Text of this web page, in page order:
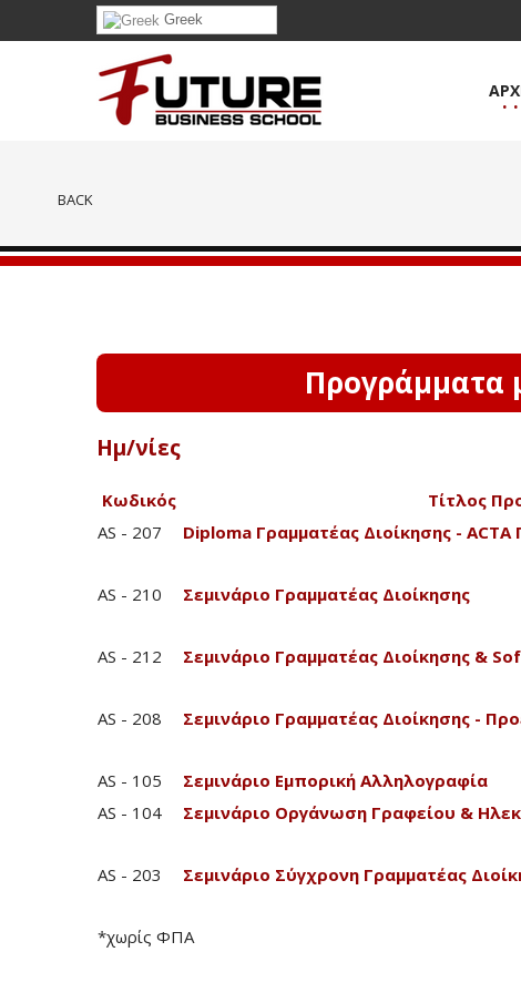
Greek
BACK
Προγράμματα
Ημ/νίες
Κωδικός Τίτλος
AS - 207
Diploma Γραμματέας Διοίκησης - ACTA
AS - 210
Σεμινάριο Γραμματέας Διοίκησης
AS - 212
Σεμινάριο Γραμματέας Διοίκησης &
AS - 208
Σεμινάριο Γραμματέας Διοίκησης -
AS - 105
Σεμινάριο Εμπορική Αλληλογραφία
AS - 104
Σεμινάριο Οργάνωση Γραφείου &
AS - 203
Σεμινάριο Σύγχρονη Γραμματέας
*χωρίς ΦΠΑ